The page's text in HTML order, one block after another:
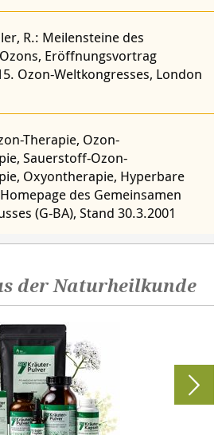
R.: Meilensteine des
Eröffnungsvortrag
Ozon-Weltkongresses, London
Therapie, Ozon-
Sauerstoff-Ozon-
Oxyontherapie, Hyperbare
des Gemein­samen
(G-BA), Stand 30.3.2001
der Naturheilkunde